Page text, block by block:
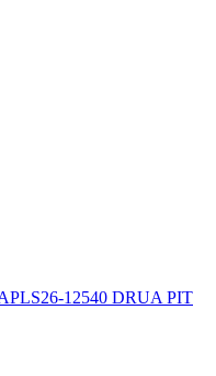
12540 DRUA PIT